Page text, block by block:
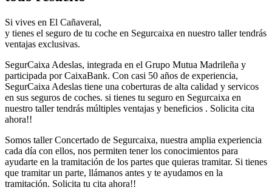
Si vives en El Cañaveral,
y tienes el seguro de tu coche en Segurcaixa en nuestro taller tendrás
ventajas exclusivas.
SegurCaixa Adeslas, integrada en el Grupo Mutua Madrileña y
participada por CaixaBank. Con casi 50 años de experiencia,
SegurCaixa Adeslas tiene una coberturas de alta calidad y servicos
en sus seguros de coches. si tienes tu seguro en Segurcaixa en
nuestro taller tendrás múltiples ventajas y beneficios . Solicita cita
ahora!!
Somos taller Concertado de Segurcaixa, nuestra amplia experiencia
cada día con ellos, nos permiten tener los conocimientos para
ayudarte en la tramitación de los partes que quieras tramitar. Si tienes
que tramitar un parte, llámanos antes y te ayudamos en la
tramitación. Solicita tu cita ahora!!